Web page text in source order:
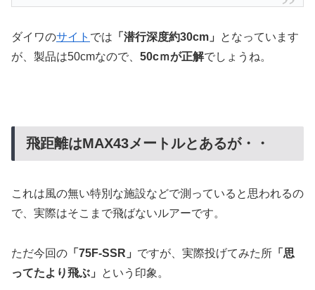
ダイワのサイト では 「潜行深度約30cm」
となっています
が、製品は50cmなので、 50cｍが正解でしょうね。
飛距離はMAX43メートルとあるが・・
これは風の無い特別な施設などで測っていると思われるの
で、実際はそこまで飛ばないルアーです。
ただ今回の 「75F-SSR」 ですが、実際投げてみた所 「思
ってたより飛ぶ」
という印象。